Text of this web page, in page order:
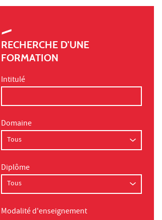
RECHERCHE D'UNE
FORMATION
Intitulé
Domaine
Diplôme
Modalité d'enseignement